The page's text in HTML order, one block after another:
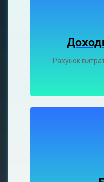
Рахунок